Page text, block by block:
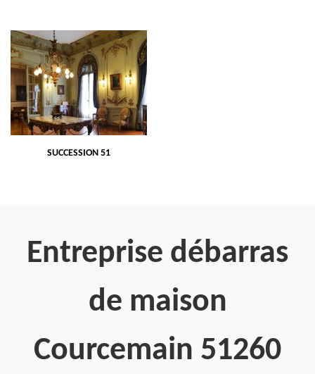
SUCCESSION 51
Entreprise débarras
de maison
Courcemain 51260